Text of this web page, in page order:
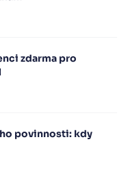
zdarma pro
povinnosti: kdy